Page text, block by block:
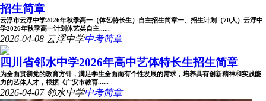
招生简章
云浮市云浮中学2026年秋季高一（体艺特长生）自主招生简章一、招生计划（70人）云浮中
学2026年秋季高一计划体艺类自主......
2026-04-08 云浮中学中考简章
四川省邻水中学2026年高中艺体特长生招生简章
为全面贯彻党的教育方针，满足学生全面而有个性发展的需求，培养具有创新精神和实践能
力的艺体人才，根据《广安市教育......
2026-04-07 邻水中学中考简章